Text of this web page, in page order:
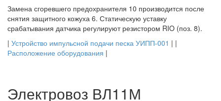
Замена сгоревшего предохранителя 10 производится после
снятия защитного кожуха 6. Статическую уставку
срабатывания датчика регулируют резистором RIO (поз. 8).
| Устройство импульсной подачи песка УИПП-001 | |
Расположение оборудования |
Электровоз ВЛ11М